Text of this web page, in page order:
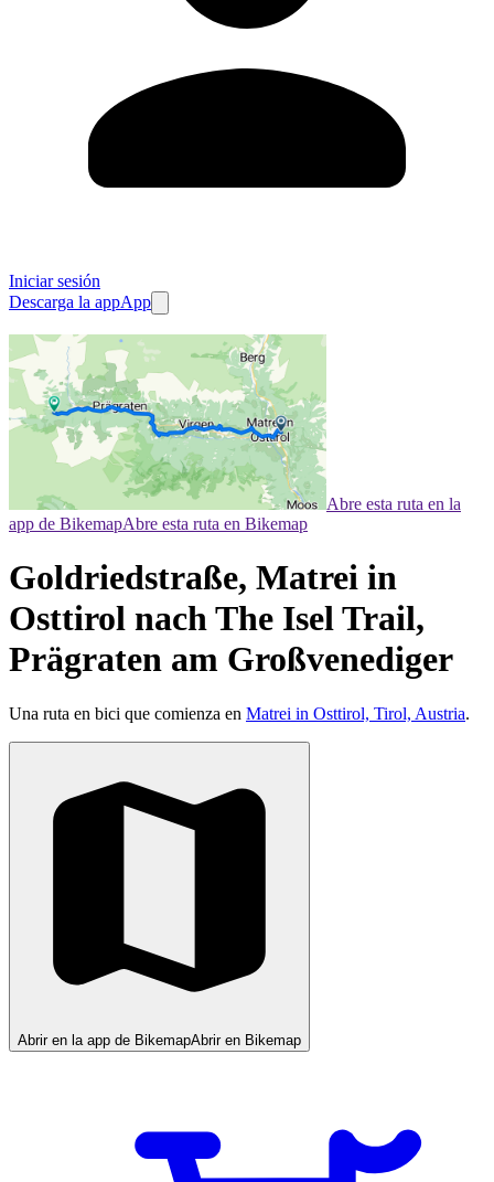
Iniciar sesión
Descarga la appApp
Abre esta ruta en la
app de BikemapAbre esta ruta en Bikemap
Goldriedstraße, Matrei in
Osttirol nach The Isel Trail,
Prägraten am Großvenediger
Una ruta en bici que comienza en Matrei in Osttirol, Tirol, Austria.
Abrir en la app de BikemapAbrir en Bikemap